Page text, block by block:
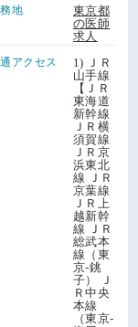
地
東京都
の医師
求人
アクセス
1) ＪＲ
山手線
【ＪＲ
東海道
新幹線
ＪＲ横
須賀線
ＪＲ京
浜東北
線 ＪＲ
京葉線
ＪＲ上
越新幹
線 ＪＲ
総武本
線（東
京-銚
子） Ｊ
Ｒ中央
本線
（東京-